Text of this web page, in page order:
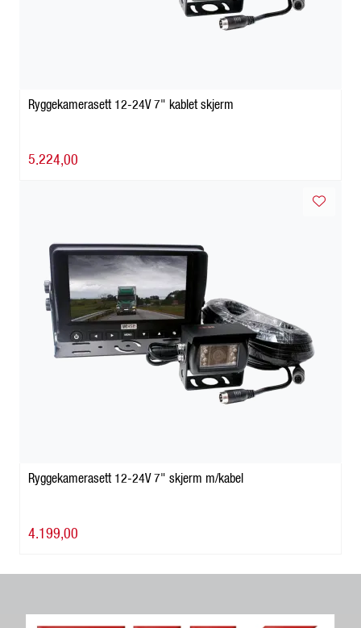
Ryggekamerasett 12-24V 7" kablet skjerm
5.224,00
Ryggekamerasett 12-24V 7" skjerm m/kabel
4.199,00